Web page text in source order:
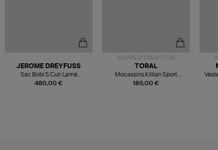
480,00 €
JEROME DREYFUSS
Sac Bobi S Cuir Lamé
Champagne
NOUVELLE COLLECTION
189,00 €
TORAL
Mocassins Killian Sport
Mousse